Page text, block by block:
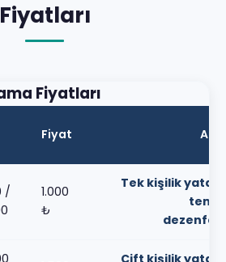
Fiyatları
Fiyatları
Fiyat
/
1.000
₺
Tek kişilik yatak